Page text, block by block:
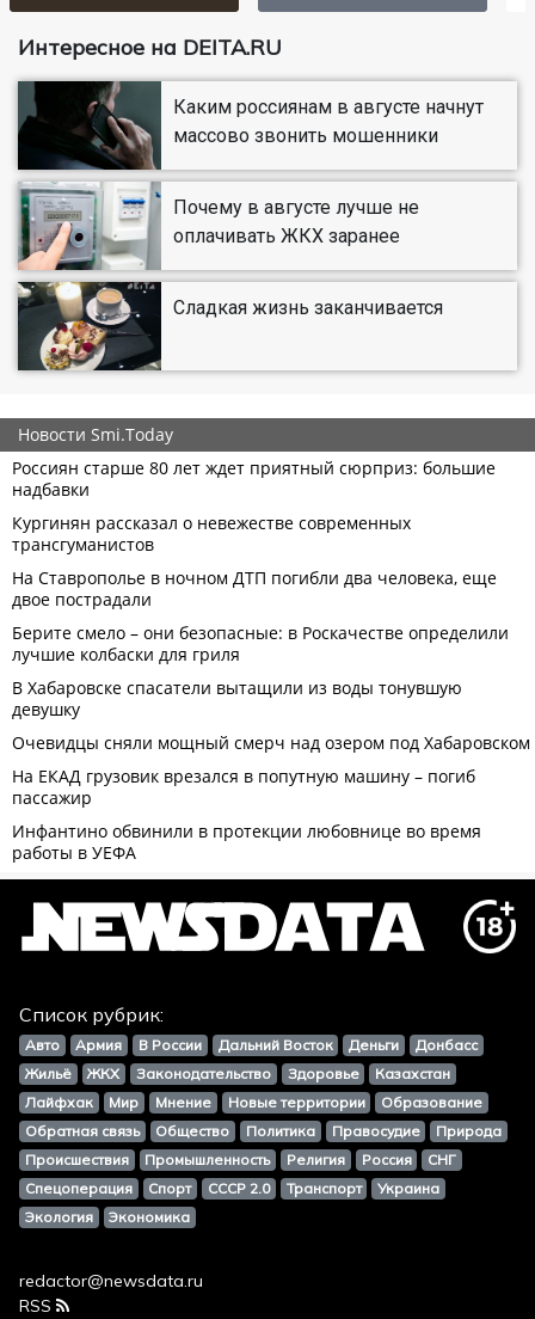
Интересное на DEITA.RU
Каким россиянам в августе начнут
массово звонить мошенники
Почему в августе лучше не
оплачивать ЖКХ заранее
Сладкая жизнь заканчивается
Список рубрик:
Авто Армия В России Дальний Восток Деньги
Донбасс
Жильё
ЖКХ Законодательство Здоровье
Казахстан
Лайфхак
Мир Мнение Новые территории
Образование
Обратная связь
Общество Политика Правосудие
Природа
Происшествия
Промышленность Религия Россия
СНГ
Спецоперация
Спорт СССР 2.0 Транспорт
Украина
Экология
Экономика
redactor@newsdata.ru
RSS